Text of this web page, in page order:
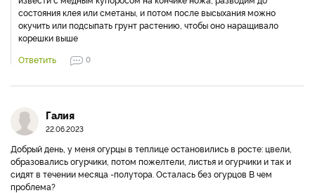
состояния клея или сметаны, и потом после высыхания можно
окучить или подсыпать грунт растению, чтобы оно наращивало
корешки выше
Ответить
0
Галия
22.06.2023
Добрый день, у меня огурцы в теплице остановились в росте: цвели,
образовались огурчики, потом пожелтели, листья и огурчики и так и
сидят в течении месяца -полутора. Осталась без огурцов В чем
проблема?